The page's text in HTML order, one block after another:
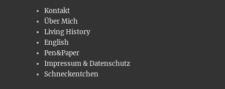
Kontakt
Über Mich
Living History
English
Pen&Paper
Impressum & Datenschutz
Schneckentchen